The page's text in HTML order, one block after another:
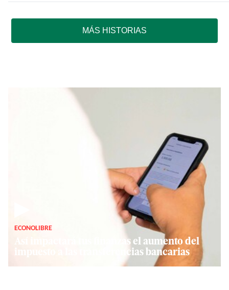
MÁS HISTORIAS
ECONOLIBRE
Así impactará tus finanzas el aumento del
impuesto a las transferencias bancarias